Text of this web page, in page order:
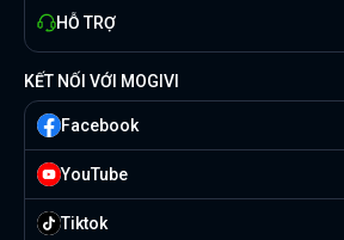
HỖ TRỢ
KẾT NỐI VỚI MOGIVI
Facebook
YouTube
Tiktok